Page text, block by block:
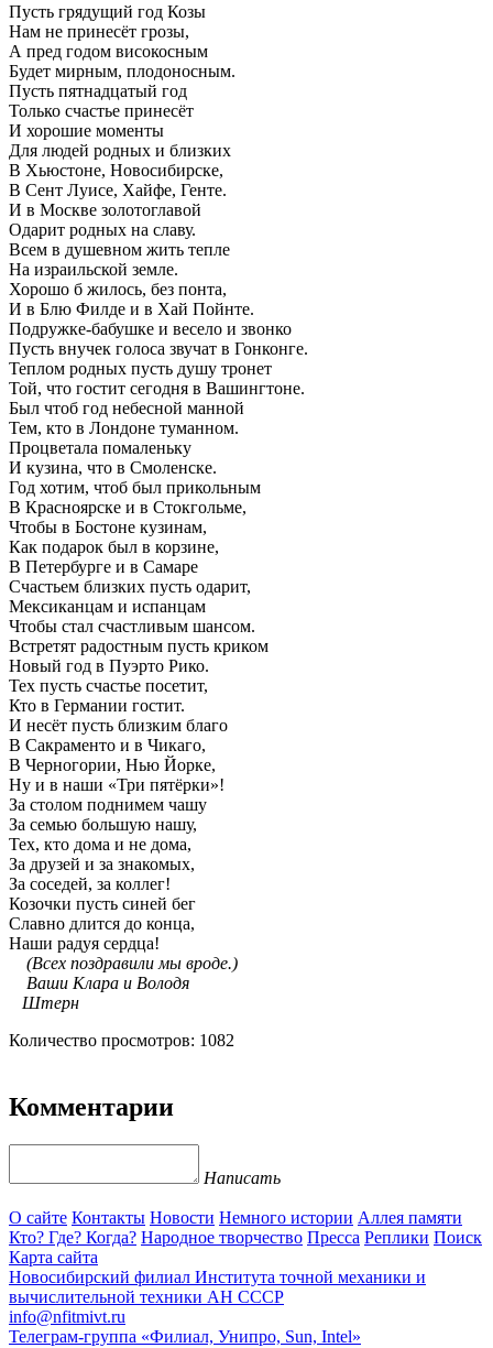
Пусть грядущий год Козы
Нам не принесёт грозы,
А пред годом високосным
Будет мирным, плодоносным.
Пусть пятнадцатый год
Только счастье принесёт
И хорошие моменты
Для людей родных и близких
В Хьюстоне, Новосибирске,
В Сент Луисе, Хайфе, Генте.
И в Москве золотоглавой
Одарит родных на славу.
Всем в душевном жить тепле
На израильской земле.
Хорошо б жилось, без понта,
И в Блю Филде и в Хай Пойнте.
Подружке-бабушке и весело и звонко
Пусть внучек голоса звучат в Гонконге.
Теплом родных пусть душу тронет
Той, что гостит сегодня в Вашингтоне.
Был чтоб год небесной манной
Тем, кто в Лондоне туманном.
Процветала помаленьку
И кузина, что в Смоленске.
Год хотим, чтоб был прикольным
В Красноярске и в Стокгольме,
Чтобы в Бостоне кузинам,
Как подарок был в корзине,
В Петербурге и в Самаре
Счастьем близких пусть одарит,
Мексиканцам и испанцам
Чтобы стал счастливым шансом.
Встретят радостным пусть криком
Новый год в Пуэрто Рико.
Тех пусть счастье посетит,
Кто в Германии гостит.
И несёт пусть близким благо
В Сакраменто и в Чикаго,
В Черногории, Нью Йорке,
Ну и в наши «Три пятёрки»!
За столом поднимем чашу
За семью большую нашу,
Тех, кто дома и не дома,
За друзей и за знакомых,
За соседей, за коллег!
Козочки пусть синей бег
Славно длится до конца,
Наши радуя сердца!
(Всех поздравили мы вроде.)
Ваши Клара и Володя
Штерн
Количество просмотров: 1082
Комментарии
Написать
О сайте Контакты Новости Немного истории Аллея памяти
Кто? Где? Когда? Народное творчество Пресса Реплики Поиск
Карта сайта
Новосибирский филиал Института точной механики и
вычислительной техники АН СССР
info@nfitmivt.ru
Телеграм-группа «Филиал, Унипро, Sun, Intel»